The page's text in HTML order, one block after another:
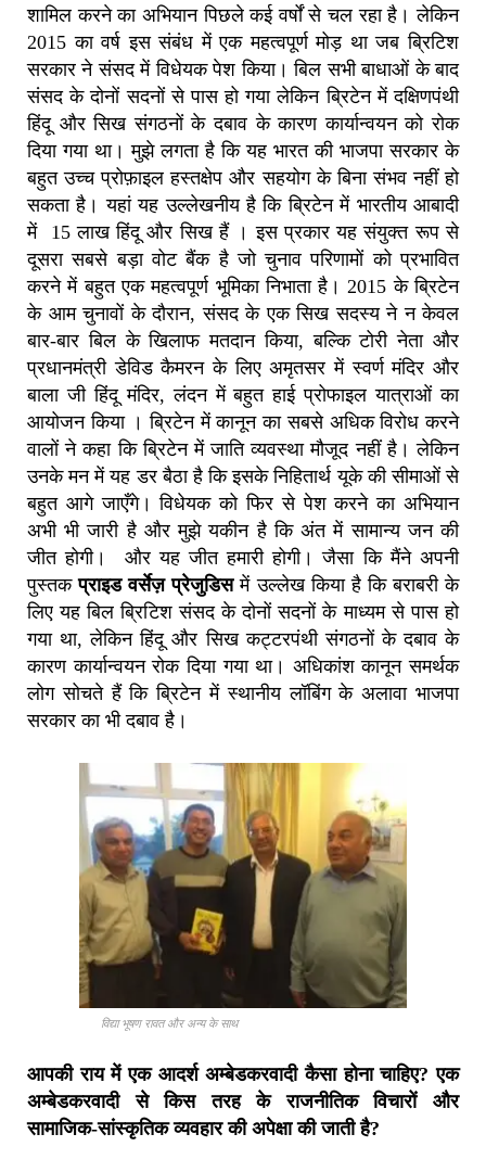
शामिल करने का अभियान पिछले कई वर्षों से चल रहा है। लेकिन
2015 का वर्ष इस संबंध में एक महत्वपूर्ण मोड़ था जब ब्रिटिश
सरकार ने संसद में विधेयक पेश किया। बिल सभी बाधाओं के बाद
संसद के दोनों सदनों से पास हो गया लेकिन ब्रिटेन में दक्षिणपंथी
हिंदू और सिख संगठनों के दबाव के कारण कार्यान्वयन को रोक
दिया गया था। मुझे लगता है कि यह भारत की भाजपा सरकार के
बहुत उच्च प्रोफ़ाइल हस्तक्षेप और सहयोग के बिना संभव नहीं हो
सकता है। यहां यह उल्लेखनीय है कि ब्रिटेन में भारतीय आबादी
में 15 लाख हिंदू और सिख हैं । इस प्रकार यह संयुक्त रूप से
दूसरा सबसे बड़ा वोट बैंक है जो चुनाव परिणामों को प्रभावित
करने में बहुत एक महत्वपूर्ण भूमिका निभाता है। 2015 के ब्रिटेन
के आम चुनावों के दौरान, संसद के एक सिख सदस्य ने न केवल
बार-बार बिल के खिलाफ मतदान किया, बल्कि टोरी नेता और
प्रधानमंत्री डेविड कैमरन के लिए अमृतसर में स्वर्ण मंदिर और
बाला जी हिंदू मंदिर, लंदन में बहुत हाई प्रोफाइल यात्राओं का
आयोजन किया । ब्रिटेन में कानून का सबसे अधिक विरोध करने
वालों ने कहा कि ब्रिटेन में जाति व्यवस्था मौजूद नहीं है। लेकिन
उनके मन में यह डर बैठा है कि इसके निहितार्थ यूके की सीमाओं से
बहुत आगे जाएँगे। विधेयक को फिर से पेश करने का अभियान
अभी भी जारी है और मुझे यकीन है कि अंत में सामान्य जन की
जीत होगी। और यह जीत हमारी होगी। जैसा कि मैंने अपनी
पुस्तकप्राइड वर्सेज़ प्रेजुडिसमें उल्लेख किया है कि बराबरी के
लिए यह बिल ब्रिटिश संसद के दोनों सदनों के माध्यम से पास हो
गया था, लेकिन हिंदू और सिख कट्टरपंथी संगठनों के दबाव के
कारण कार्यान्वयन रोक दिया गया था। अधिकांश कानून समर्थक
लोग सोचते हैं कि ब्रिटेन में स्थानीय लॉबिंग के अलावा भाजपा
सरकार का भी दबाव है।
विद्या भूषण रावत और अन्य के साथ
आपकी राय में एक आदर्श अम्बेडकरवादी कैसा होना चाहिए? एक
अम्बेडकरवादी से किस तरह के राजनीतिक विचारों और
सामाजिक-सांस्कृतिक व्यवहार की अपेक्षा की जाती है?